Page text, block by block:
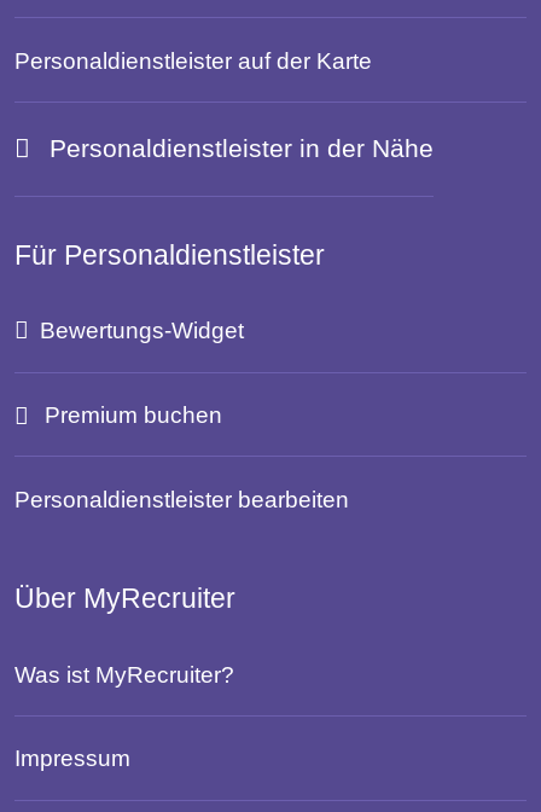
Personaldienstleister auf der Karte
Personaldienstleister in der Nähe
Für Personaldienstleister
Bewertungs-Widget
Premium buchen
Personaldienstleister bearbeiten
Über MyRecruiter
Was ist MyRecruiter?
Impressum